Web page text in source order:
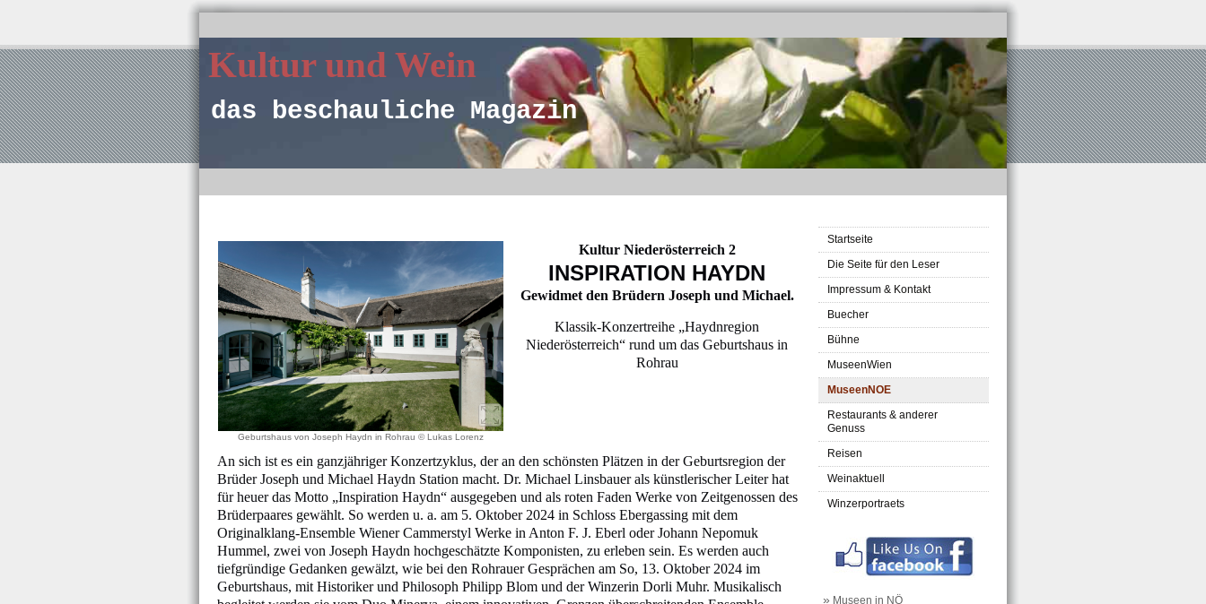
Kultur und Wein
das beschauliche Magazin
Startseite
Die Seite für den Leser
Impressum & Kontakt
Buecher
Bühne
MuseenWien
MuseenNOE
Restaurants & anderer
Genuss
Reisen
Weinaktuell
Winzerportraets
» Museen in NÖ
Geburtshaus von Joseph Haydn in Rohrau © Lukas Lorenz
Kultur Niederösterreich 2
INSPIRATION HAYDN
Gewidmet den Brüdern Joseph und Michael.
Klassik-Konzertreihe „Haydnregion
Niederösterreich“ rund um das Geburtshaus in
Rohrau
An sich ist es ein ganzjähriger Konzertzyklus, der an den schönsten Plätzen in der Geburtsregion der
Brüder Joseph und Michael Haydn Station macht. Dr. Michael Linsbauer als künstlerischer Leiter hat
für heuer das Motto „Inspiration Haydn“ ausgegeben und als roten Faden Werke von Zeitgenossen des
Brüderpaares gewählt. So werden u. a. am 5. Oktober 2024 in Schloss Ebergassing mit dem
Originalklang-Ensemble Wiener Cammerstyl Werke in Anton F. J. Eberl oder Johann Nepomuk
Hummel, zwei von Joseph Haydn hochgeschätzte Komponisten, zu erleben sein. Es werden auch
tiefgründige Gedanken gewälzt, wie bei den Rohrauer Gesprächen am So, 13. Oktober 2024 im
Geburtshaus, mit Historiker und Philosoph Philipp Blom und der Winzerin Dorli Muhr. Musikalisch